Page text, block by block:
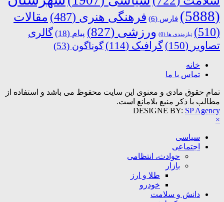
(5888)
فارس (6) فرهنگی هنری (487)
مقالات
(510)
نیازمندی ها (0) ورزشی (827) پیام (18)
گالری
تصاویر (150) گرافیک (114) گوناگون (53)
خانه
تماس با ما
تمام حقوق مادی و معنوی این سایت محفوظ می باشد و استفاده از
مطالب با ذکر منبع بلامانع است.
DESIGNE BY: SP Agency
×
سیاسی
اجتماعی
حوادث، انتظامی
بازار
طلا و ارز
خودرو
دانش و سلامت